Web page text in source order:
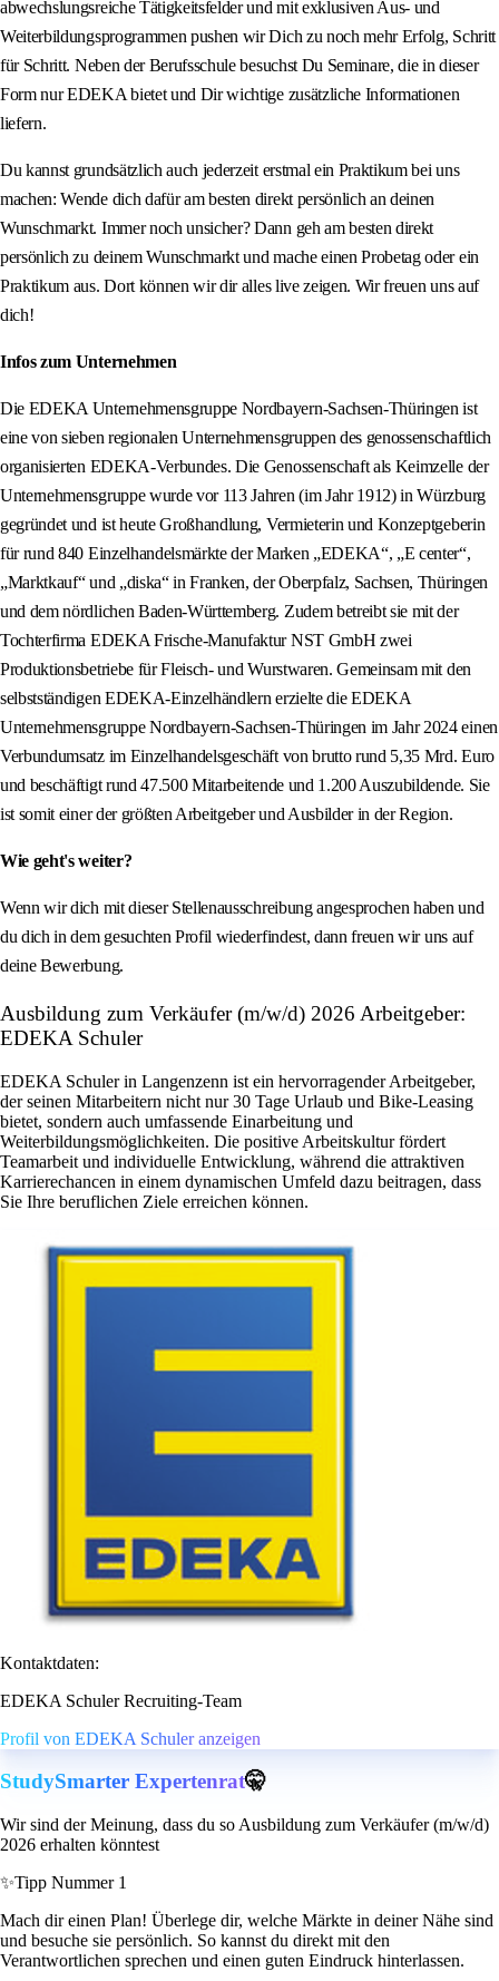
abwechslungsreiche Tätigkeitsfelder und mit exklusiven Aus- und
Weiterbildungsprogrammen pushen wir Dich zu noch mehr Erfolg, Schritt
für Schritt. Neben der Berufsschule besuchst Du Seminare, die in dieser
Form nur EDEKA bietet und Dir wichtige zusätzliche Informationen
liefern.
Du kannst grundsätzlich auch jederzeit erstmal ein Praktikum bei uns
machen: Wende dich dafür am besten direkt persönlich an deinen
Wunschmarkt. Immer noch unsicher? Dann geh am besten direkt
persönlich zu deinem Wunschmarkt und mache einen Probetag oder ein
Praktikum aus. Dort können wir dir alles live zeigen. Wir freuen uns auf
dich!
Infos zum Unternehmen
Die EDEKA Unternehmensgruppe Nordbayern-Sachsen-Thüringen ist
eine von sieben regionalen Unternehmensgruppen des genossenschaftlich
organisierten EDEKA-Verbundes. Die Genossenschaft als Keimzelle der
Unternehmensgruppe wurde vor 113 Jahren (im Jahr 1912) in Würzburg
gegründet und ist heute Großhandlung, Vermieterin und Konzeptgeberin
für rund 840 Einzelhandelsmärkte der Marken „EDEKA“, „E center“,
„Marktkauf“ und „diska“ in Franken, der Oberpfalz, Sachsen, Thüringen
und dem nördlichen Baden-Württemberg. Zudem betreibt sie mit der
Tochterfirma EDEKA Frische-Manufaktur NST GmbH zwei
Produktionsbetriebe für Fleisch- und Wurstwaren. Gemeinsam mit den
selbstständigen EDEKA-Einzelhändlern erzielte die EDEKA
Unternehmensgruppe Nordbayern-Sachsen-Thüringen im Jahr 2024 einen
Verbundumsatz im Einzelhandelsgeschäft von brutto rund 5,35 Mrd. Euro
und beschäftigt rund 47.500 Mitarbeitende und 1.200 Auszubildende. Sie
ist somit einer der größten Arbeitgeber und Ausbilder in der Region.
Wie geht's weiter?
Wenn wir dich mit dieser Stellenausschreibung angesprochen haben und
du dich in dem gesuchten Profil wiederfindest, dann freuen wir uns auf
deine Bewerbung.
Ausbildung zum Verkäufer (m/w/d) 2026 Arbeitgeber:
EDEKA Schuler
EDEKA Schuler in Langenzenn ist ein hervorragender Arbeitgeber,
der seinen Mitarbeitern nicht nur 30 Tage Urlaub und Bike-Leasing
bietet, sondern auch umfassende Einarbeitung und
Weiterbildungsmöglichkeiten. Die positive Arbeitskultur fördert
Teamarbeit und individuelle Entwicklung, während die attraktiven
Karrierechancen in einem dynamischen Umfeld dazu beitragen, dass
Sie Ihre beruflichen Ziele erreichen können.
Kontaktdaten:
EDEKA Schuler Recruiting-Team
Profil von EDEKA Schuler anzeigen
StudySmarter Expertenrat🤫
Wir sind der Meinung, dass du so Ausbildung zum Verkäufer (m/w/d)
2026 erhalten könntest
✨Tipp Nummer 1
Mach dir einen Plan! Überlege dir, welche Märkte in deiner Nähe sind
und besuche sie persönlich. So kannst du direkt mit den
Verantwortlichen sprechen und einen guten Eindruck hinterlassen.